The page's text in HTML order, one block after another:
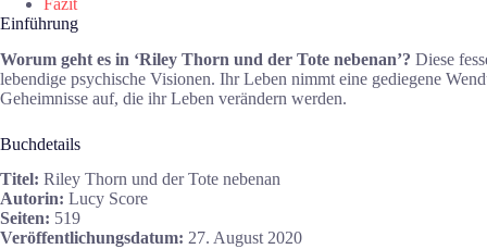
Einführung
Worum geht es in ‘Riley Thorn und der Tote nebenan’? Diese
lebendige psychische Visionen. Ihr Leben nimmt eine gediegene
Geheimnisse auf, die ihr Leben verändern werden.
Buchdetails
Titel: Riley Thorn und der Tote nebenan
Autorin: Lucy Score
Seiten: 519
Veröffentlichungsdatum: 27. August 2020